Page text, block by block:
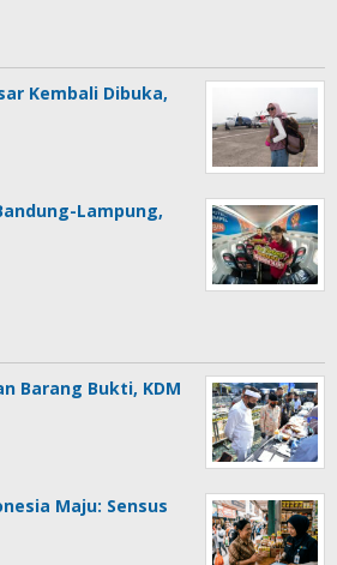
Kembali Dibuka,
Lampung,
Barang Bukti, KDM
Maju: Sensus